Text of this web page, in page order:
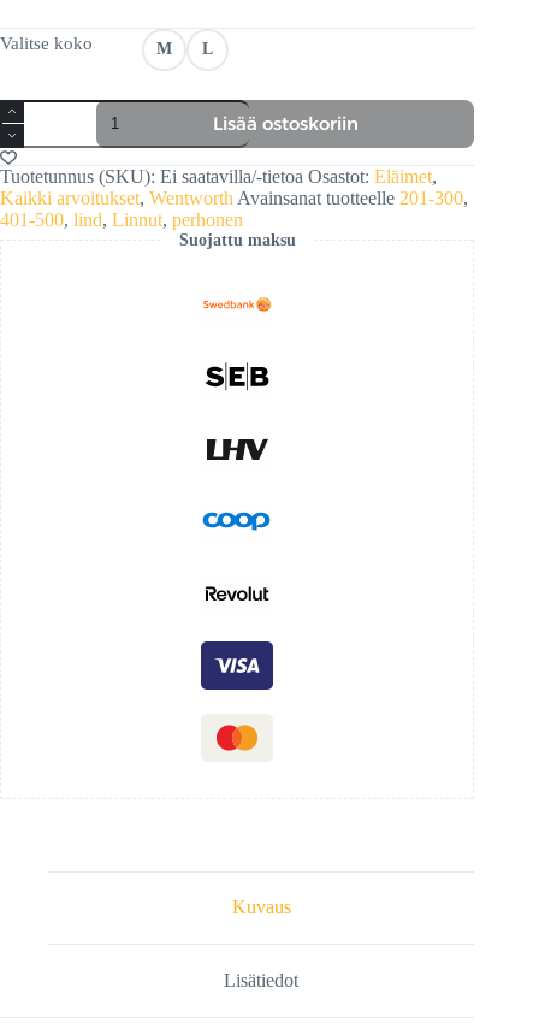
-
€82,50
Valitse koko M L
Kesävihreä
määrä
Lisää ostoskoriin
Tuotetunnus (SKU): Ei saatavilla/-tietoa Osastot: Eläimet,
Kaikki arvoitukset, Wentworth Avainsanat tuotteelle 201-300,
401-500, lind, Linnut, perhonen
Suojattu maksu
Kuvaus
Lisätiedot